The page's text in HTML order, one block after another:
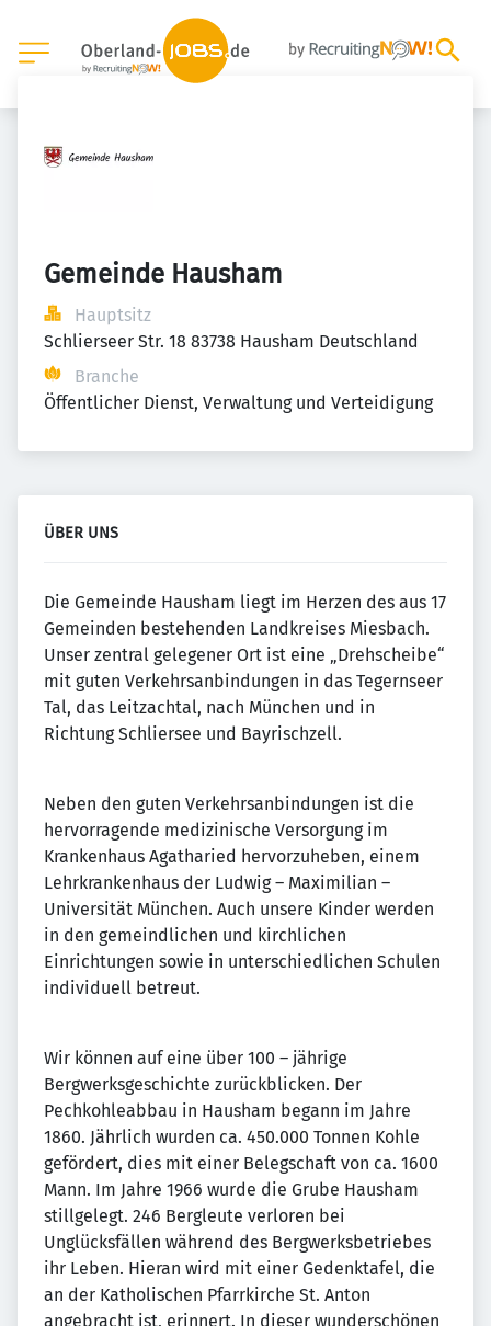
Gemeinde Hausham
Hauptsitz
Schlierseer Str. 18 83738 Hausham Deutschland
Branche
Öffentlicher Dienst, Verwaltung und Verteidigung
ÜBER UNS
Die Gemeinde Hausham liegt im Herzen des aus 17
Gemeinden bestehenden Landkreises Miesbach.
Unser zentral gelegener Ort ist eine „Drehscheibe“
mit guten Verkehrsanbindungen in das Tegernseer
Tal, das Leitzachtal, nach München und in
Richtung Schliersee und Bayrischzell.
Neben den guten Verkehrsanbindungen ist die
hervorragende medizinische Versorgung im
Krankenhaus Agatharied hervorzuheben, einem
Lehrkrankenhaus der Ludwig – Maximilian –
Universität München. Auch unsere Kinder werden
in den gemeindlichen und kirchlichen
Einrichtungen sowie in unterschiedlichen Schulen
individuell betreut.
Wir können auf eine über 100 – jährige
Bergwerksgeschichte zurückblicken. Der
Pechkohleabbau in Hausham begann im Jahre
1860. Jährlich wurden ca. 450.000 Tonnen Kohle
gefördert, dies mit einer Belegschaft von ca. 1600
Mann. Im Jahre 1966 wurde die Grube Hausham
stillgelegt. 246 Bergleute verloren bei
Unglücksfällen während des Bergwerksbetriebes
ihr Leben. Hieran wird mit einer Gedenktafel, die
an der Katholischen Pfarrkirche St. Anton
angebracht ist, erinnert. In dieser wunderschönen